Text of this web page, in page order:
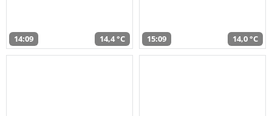
14:09 14,4 °C 15:09 14,0 °C